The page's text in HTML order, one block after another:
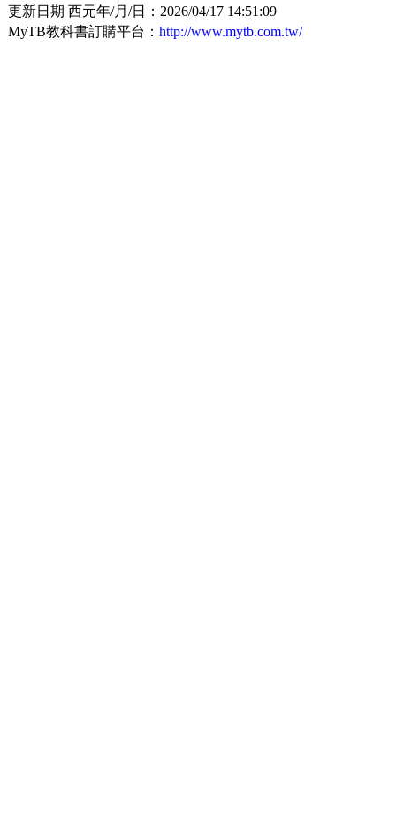
更新日期 西元年/月/日：2026/04/17 14:51:09
MyTB教科書訂購平台： http://www.mytb.com.tw/